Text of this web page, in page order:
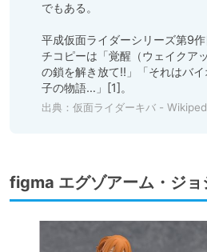
でもある。
平成仮面ライダーシリーズ第9
チコピーは「覚醒（ウェイクア
の鎖を解き放て!!」「それはバ
子の物語…」[1]。
出典： 仮面ライダーキバ -
figma エグゾアーム・ジョ